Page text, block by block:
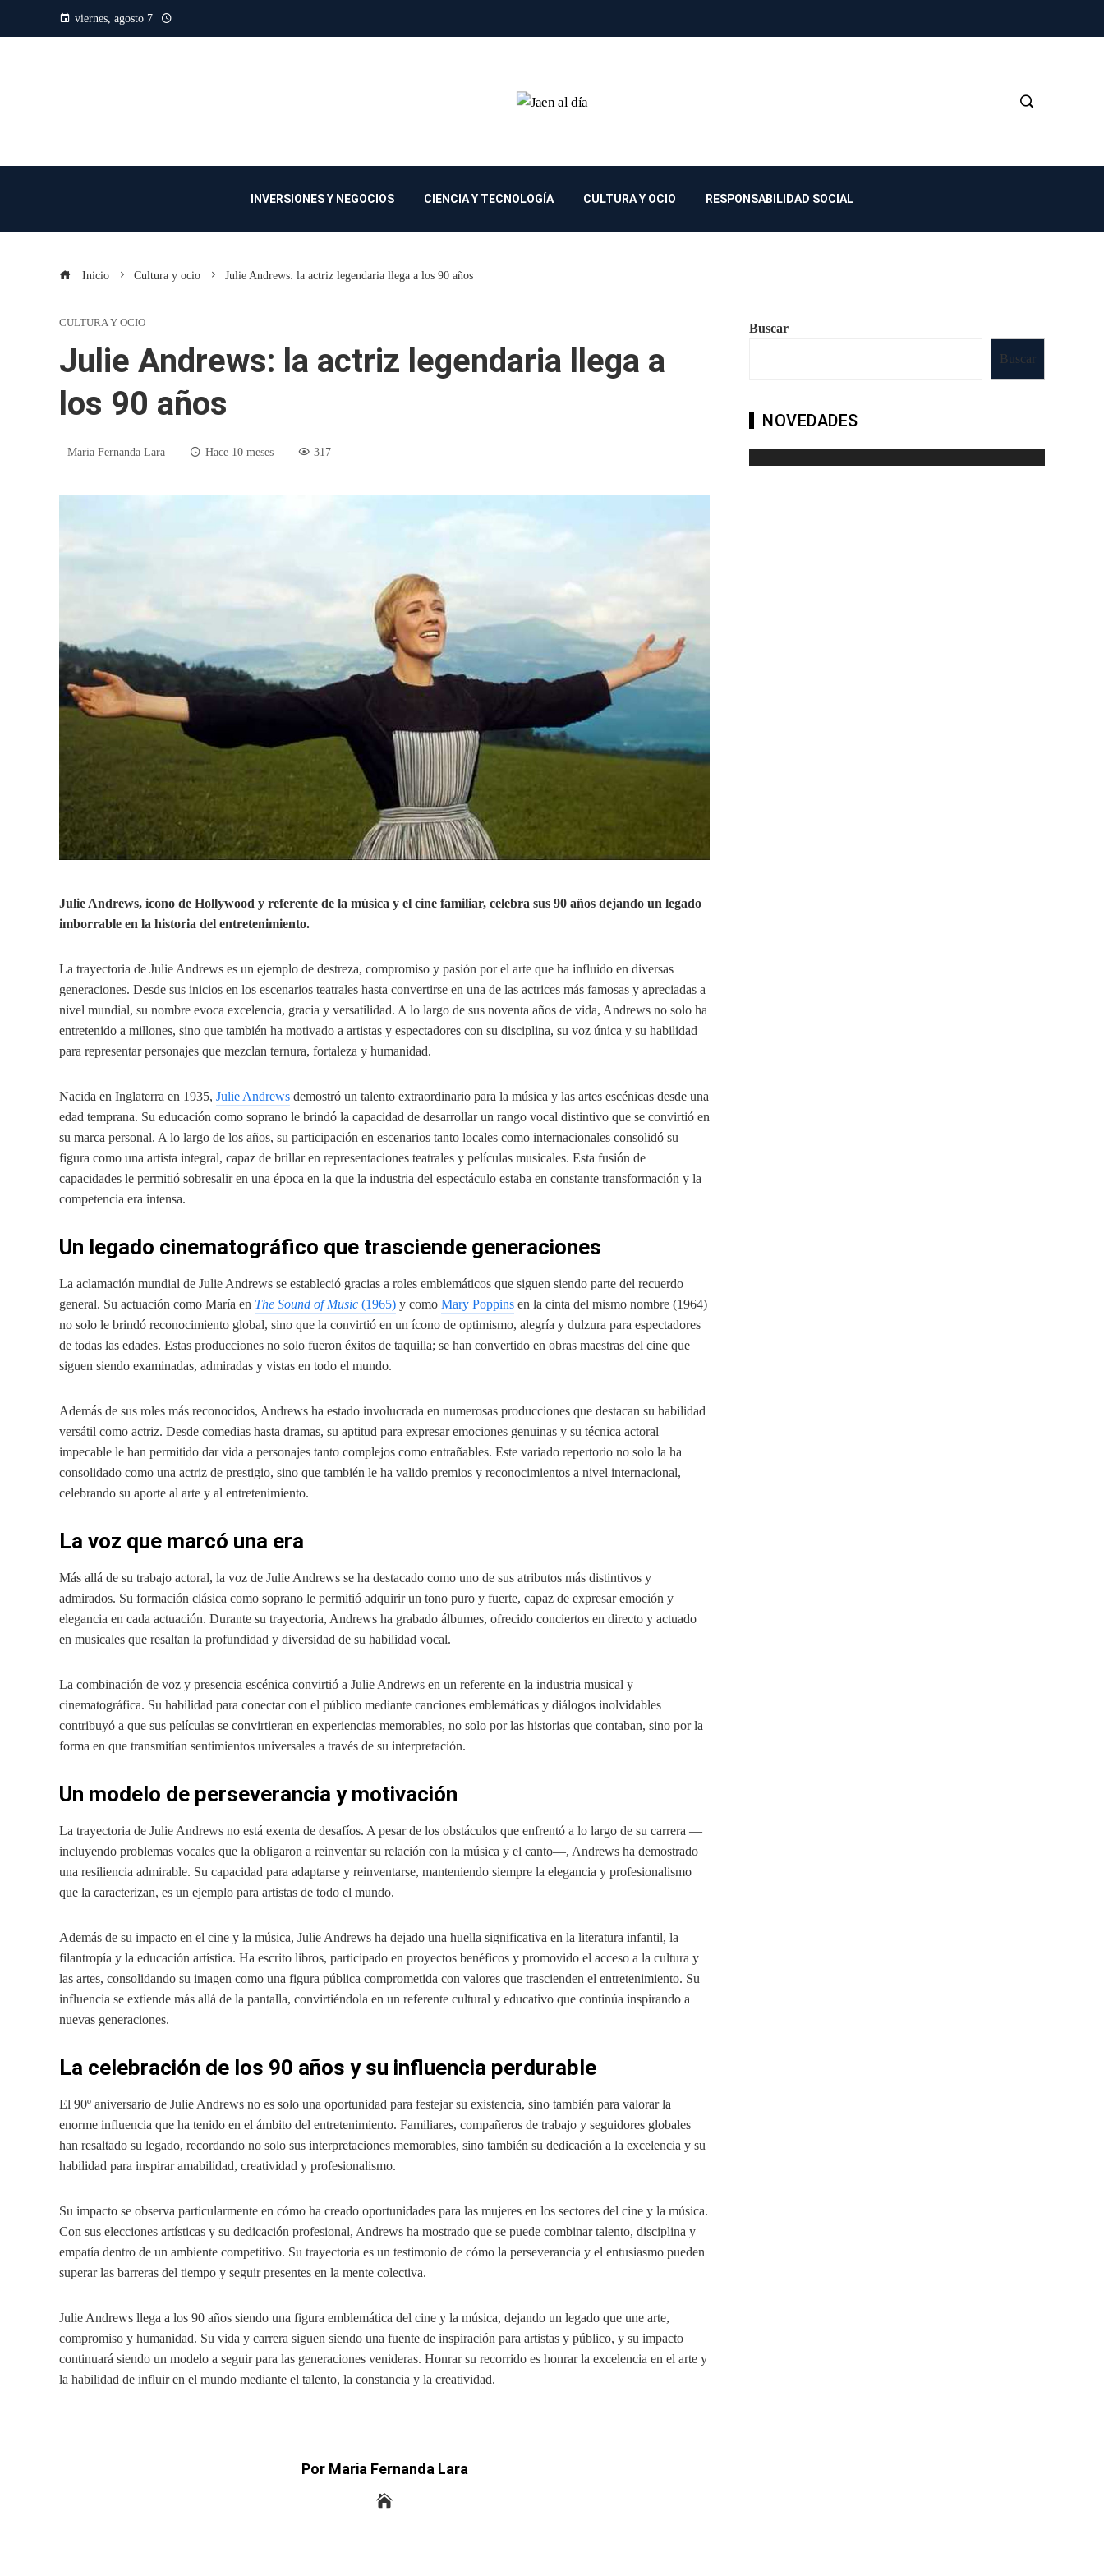
viernes, agosto 7
INVERSIONES Y NEGOCIOS CIENCIA Y TECNOLOGÍA CULTURA Y OCIO RESPONSABILIDAD SOCIAL
Inicio Cultura y ocio Julie Andrews: la actriz legendaria llega a los 90 años
CULTURA Y OCIO
Julie Andrews: la actriz legendaria llega a
los 90 años
Maria Fernanda Lara Hace 10 meses 317
Julie Andrews, icono de Hollywood y referente de la música y el cine familiar, celebra sus 90 años dejando un legado
imborrable en la historia del entretenimiento.
La trayectoria de Julie Andrews es un ejemplo de destreza, compromiso y pasión por el arte que ha influido en diversas
generaciones. Desde sus inicios en los escenarios teatrales hasta convertirse en una de las actrices más famosas y apreciadas a
nivel mundial, su nombre evoca excelencia, gracia y versatilidad. A lo largo de sus noventa años de vida, Andrews no solo ha
entretenido a millones, sino que también ha motivado a artistas y espectadores con su disciplina, su voz única y su habilidad
para representar personajes que mezclan ternura, fortaleza y humanidad.
Nacida en Inglaterra en 1935, Julie Andrews demostró un talento extraordinario para la música y las artes escénicas desde una
edad temprana. Su educación como soprano le brindó la capacidad de desarrollar un rango vocal distintivo que se convirtió en
su marca personal. A lo largo de los años, su participación en escenarios tanto locales como internacionales consolidó su
figura como una artista integral, capaz de brillar en representaciones teatrales y películas musicales. Esta fusión de
capacidades le permitió sobresalir en una época en la que la industria del espectáculo estaba en constante transformación y la
competencia era intensa.
Un legado cinematográfico que trasciende generaciones
La aclamación mundial de Julie Andrews se estableció gracias a roles emblemáticos que siguen siendo parte del recuerdo
general. Su actuación como María en The Sound of Music (1965) y como Mary Poppins en la cinta del mismo nombre (1964)
no solo le brindó reconocimiento global, sino que la convirtió en un ícono de optimismo, alegría y dulzura para espectadores
de todas las edades. Estas producciones no solo fueron éxitos de taquilla; se han convertido en obras maestras del cine que
siguen siendo examinadas, admiradas y vistas en todo el mundo.
Además de sus roles más reconocidos, Andrews ha estado involucrada en numerosas producciones que destacan su habilidad
versátil como actriz. Desde comedias hasta dramas, su aptitud para expresar emociones genuinas y su técnica actoral
impecable le han permitido dar vida a personajes tanto complejos como entrañables. Este variado repertorio no solo la ha
consolidado como una actriz de prestigio, sino que también le ha valido premios y reconocimientos a nivel internacional,
celebrando su aporte al arte y al entretenimiento.
La voz que marcó una era
Más allá de su trabajo actoral, la voz de Julie Andrews se ha destacado como uno de sus atributos más distintivos y
admirados. Su formación clásica como soprano le permitió adquirir un tono puro y fuerte, capaz de expresar emoción y
elegancia en cada actuación. Durante su trayectoria, Andrews ha grabado álbumes, ofrecido conciertos en directo y actuado
en musicales que resaltan la profundidad y diversidad de su habilidad vocal.
La combinación de voz y presencia escénica convirtió a Julie Andrews en un referente en la industria musical y
cinematográfica. Su habilidad para conectar con el público mediante canciones emblemáticas y diálogos inolvidables
contribuyó a que sus películas se convirtieran en experiencias memorables, no solo por las historias que contaban, sino por la
forma en que transmitían sentimientos universales a través de su interpretación.
Un modelo de perseverancia y motivación
La trayectoria de Julie Andrews no está exenta de desafíos. A pesar de los obstáculos que enfrentó a lo largo de su carrera —
incluyendo problemas vocales que la obligaron a reinventar su relación con la música y el canto—, Andrews ha demostrado
una resiliencia admirable. Su capacidad para adaptarse y reinventarse, manteniendo siempre la elegancia y profesionalismo
que la caracterizan, es un ejemplo para artistas de todo el mundo.
Además de su impacto en el cine y la música, Julie Andrews ha dejado una huella significativa en la literatura infantil, la
filantropía y la educación artística. Ha escrito libros, participado en proyectos benéficos y promovido el acceso a la cultura y
las artes, consolidando su imagen como una figura pública comprometida con valores que trascienden el entretenimiento. Su
influencia se extiende más allá de la pantalla, convirtiéndola en un referente cultural y educativo que continúa inspirando a
nuevas generaciones.
La celebración de los 90 años y su influencia perdurable
El 90º aniversario de Julie Andrews no es solo una oportunidad para festejar su existencia, sino también para valorar la
enorme influencia que ha tenido en el ámbito del entretenimiento. Familiares, compañeros de trabajo y seguidores globales
han resaltado su legado, recordando no solo sus interpretaciones memorables, sino también su dedicación a la excelencia y su
habilidad para inspirar amabilidad, creatividad y profesionalismo.
Su impacto se observa particularmente en cómo ha creado oportunidades para las mujeres en los sectores del cine y la música.
Con sus elecciones artísticas y su dedicación profesional, Andrews ha mostrado que se puede combinar talento, disciplina y
empatía dentro de un ambiente competitivo. Su trayectoria es un testimonio de cómo la perseverancia y el entusiasmo pueden
superar las barreras del tiempo y seguir presentes en la mente colectiva.
Julie Andrews llega a los 90 años siendo una figura emblemática del cine y la música, dejando un legado que une arte,
compromiso y humanidad. Su vida y carrera siguen siendo una fuente de inspiración para artistas y público, y su impacto
continuará siendo un modelo a seguir para las generaciones venideras. Honrar su recorrido es honrar la excelencia en el arte y
la habilidad de influir en el mundo mediante el talento, la constancia y la creatividad.
Por Maria Fernanda Lara
Buscar
Buscar
NOVEDADES